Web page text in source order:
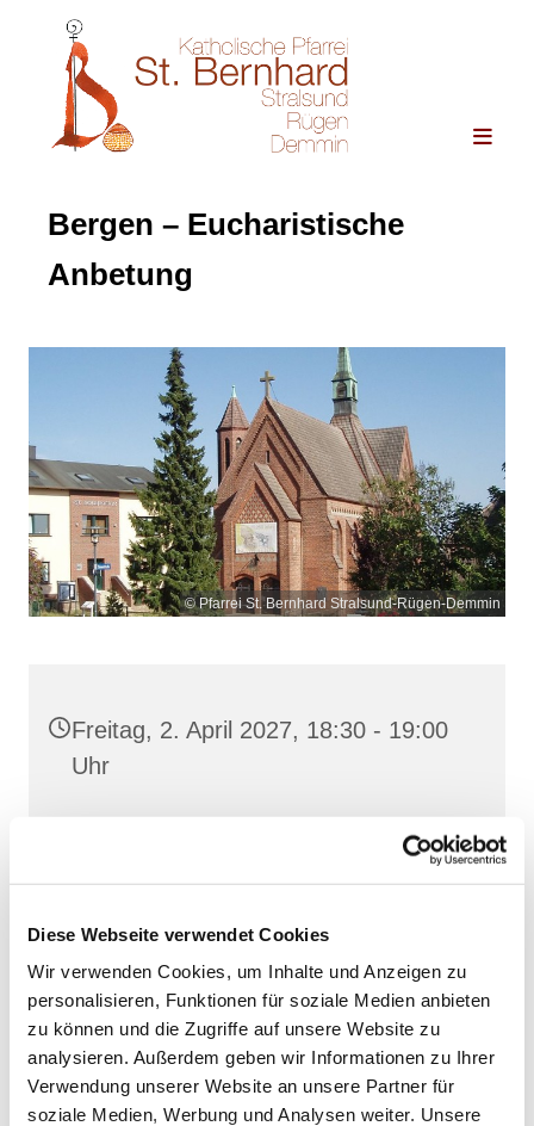
Diese Webseite verwendet Cookies
Wir verwenden Cookies, um Inhalte und Anzeigen zu
personalisieren, Funktionen für soziale Medien anbieten
zu können und die Zugriffe auf unsere Website zu
analysieren. Außerdem geben wir Informationen zu Ihrer
Verwendung unserer Website an unsere Partner für
soziale Medien, Werbung und Analysen weiter. Unsere
Bergen – Eucharistische
Anbetung
© Pfarrei St. Bernhard Stralsund-Rügen-Demmin
Freitag, 2. April 2027, 18:30 - 19:00
Uhr
Clementstraße 1, 18528 Bergen auf